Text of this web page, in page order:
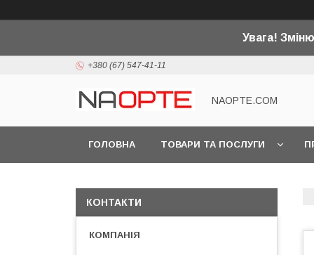
Увага!
+380 (67) 547-41-11
NAOPTE.COM
ГОЛОВНА ТОВАРИ ТА ПОСЛУГИ
КОНТАКТИ